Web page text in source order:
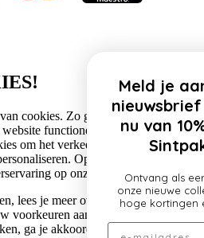
cookies. Zo gebruiken wij
functioneel te houden.
om het verkeer op onze website te
Op deze manier
op onze website.
lees je meer over de specifieke
voorkeuren aanpassen. Door op
ga je akkoord met het gebruik van
Meld je aan voor onze
nieuwsbrief en profiteer
nu van 10% korting op
Sintpakketten!
Ontvang als eerste updates over
onze nieuwe collectie, profiteer van
hoge kortingen en nog veel meer!